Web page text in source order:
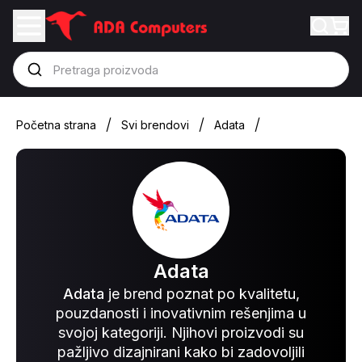
Početna strana / Svi brendovi / Adata /
Adata
Adata je brend poznat po kvalitetu,
pouzdanosti i inovativnim rešenjima u
svojoj kategoriji. Njihovi proizvodi su
pažljivo dizajnirani kako bi zadovoljili